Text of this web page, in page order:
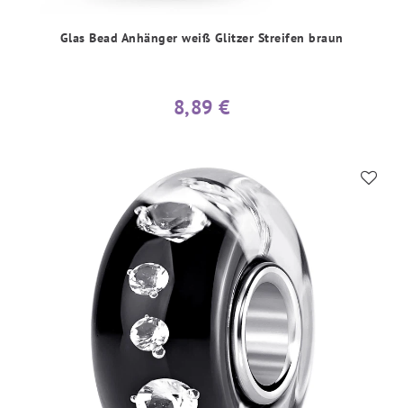
Glas Bead Anhänger weiß Glitzer Streifen braun
8,89 €